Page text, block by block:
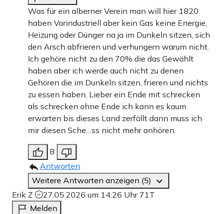
Was für ein alberner Verein man will hier 1820
haben Vorindustriell aber kein Gas keine Energie,
Heizung oder Dünger na ja im Dunkeln sitzen, sich
den Arsch abfrieren und verhungern warum nicht.
Ich gehöre nicht zu den 70% die das Gewählt
haben aber ich werde auch nicht zu denen
Gehören die im Dunkeln sitzen, frieren und nichts
zu essen haben. Lieber ein Ende mit schrecken
als schrecken ohne Ende ich kann es kaum
erwarten bis dieses Land zerfällt dann muss ich
mir diesen Sche…ss nicht mehr anhören.
8
Antworten
Weitere Antworten anzeigen (5)
Erik Z
27.05.2026 um 14:26 Uhr 71T
Melden